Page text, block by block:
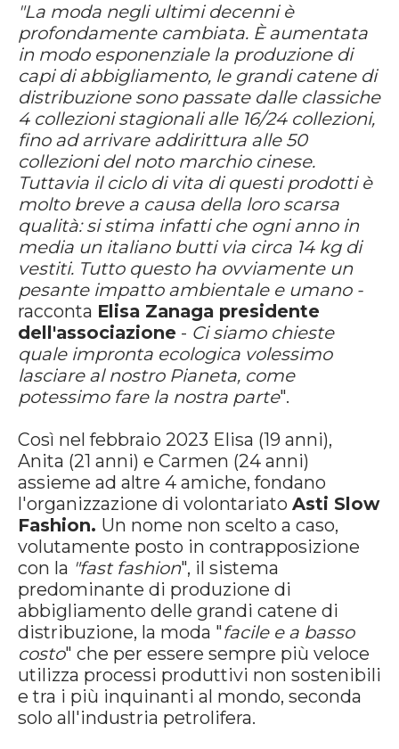
"La moda negli ultimi decenni è
profondamente cambiata. È aumentata
in modo esponenziale la produzione di
capi di abbigliamento, le grandi catene di
distribuzione sono passate dalle classiche
4 collezioni stagionali alle 16/24 collezioni,
fino ad arrivare addirittura alle 50
collezioni del noto marchio cinese.
Tuttavia il ciclo di vita di questi prodotti è
molto breve a causa della loro scarsa
qualità: si stima infatti che ogni anno in
media un italiano butti via circa 14 kg di
vestiti. Tutto questo ha ovviamente un
pesante impatto ambientale e umano -
racconta Elisa Zanaga presidente
dell'associazione - Ci siamo chieste
quale impronta ecologica volessimo
lasciare al nostro Pianeta, come
potessimo fare la nostra parte".
Così nel febbraio 2023 Elisa (19 anni),
Anita (21 anni) e Carmen (24 anni)
assieme ad altre 4 amiche, fondano
l'organizzazione di volontariato Asti Slow
Fashion. Un nome non scelto a caso,
volutamente posto in contrapposizione
con la "fast fashion", il sistema
predominante di produzione di
abbigliamento delle grandi catene di
distribuzione, la moda "facile e a basso
costo" che per essere sempre più veloce
utilizza processi produttivi non sostenibili
e tra i più inquinanti al mondo, seconda
solo all'industria petrolifera.